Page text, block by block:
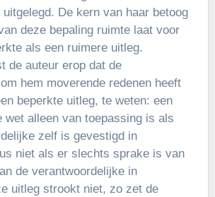
uitgelegd. De kern van haar betoog
deze bepaling ruimte laat voor
als een ruimere uitleg.
de auteur erop dat de
hem moverende redenen heeft
beperkte uitleg, te weten: een
wet alleen van toepassing is als
zelf is gevestigd in
niet als er slechts sprake is van
de verantwoordelijke in
uitleg strookt niet, zo zet de